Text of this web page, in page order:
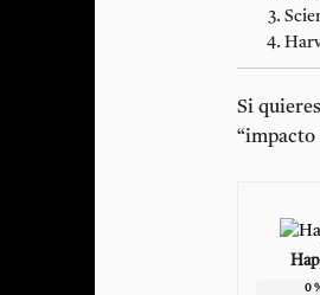
Si
“impacto
0